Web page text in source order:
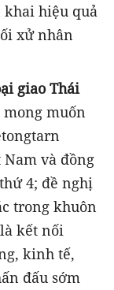
khai hiệu quả
xử nhân
giao Thái
muốn
và đồng
4; đề nghị
trong khuôn
kết nối
kinh tế,
đấu sớm